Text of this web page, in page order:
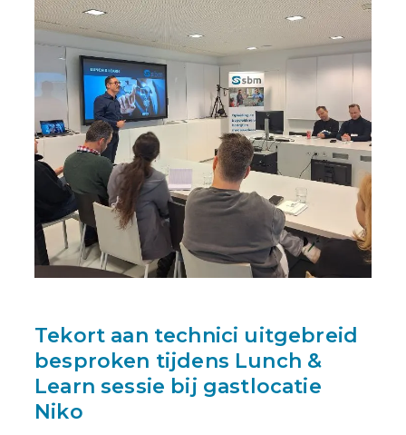
Tekort aan technici uitgebreid
besproken tijdens Lunch &
Learn sessie bij gastlocatie
Niko